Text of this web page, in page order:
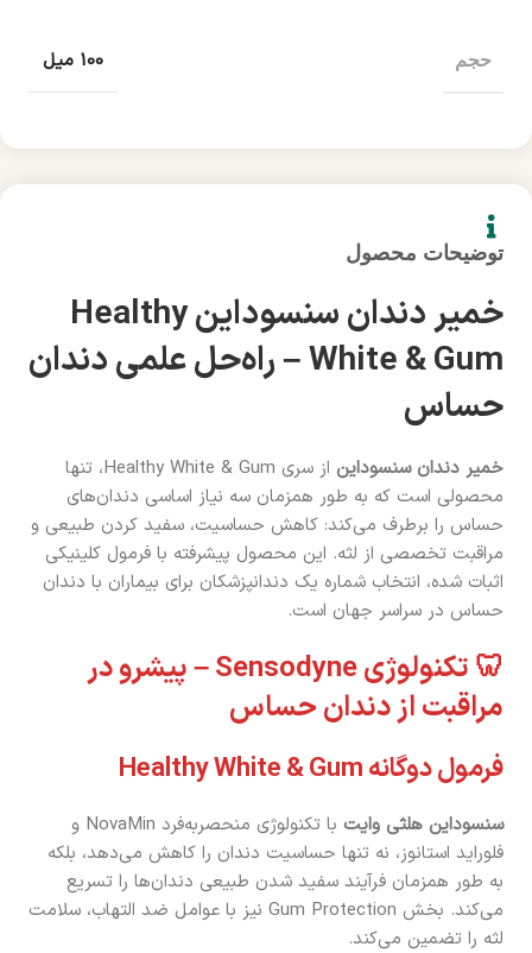
توضیحات محصول
خمیر دندان سنسوداین Healthy
White & Gum – راه‌حل علمی دندان
حساس
خمیر دندان سنسوداین
از سری Healthy White & Gum، تنها
محصولی است که به طور همزمان سه نیاز اساسی دندان‌های
حساس را برطرف می‌کند: کاهش حساسیت، سفید کردن طبیعی و
مراقبت تخصصی از لثه. این محصول پیشرفته با فرمول کلینیکی
اثبات شده، انتخاب شماره یک دندانپزشکان برای بیماران با دندان
حساس در سراسر جهان است.
🦷 تکنولوژی Sensodyne – پیشرو در
مراقبت از دندان حساس
فرمول دوگانه Healthy White & Gum
سنسوداین هلثی وایت
با تکنولوژی منحصربه‌فرد NovaMin و
فلوراید استانوز، نه تنها حساسیت دندان را کاهش می‌دهد، بلکه
به طور همزمان فرآیند سفید شدن طبیعی دندان‌ها را تسریع
می‌کند. بخش Gum Protection نیز با عوامل ضد التهاب، سلامت
لثه را تضمین می‌کند.
حجم 100 میل